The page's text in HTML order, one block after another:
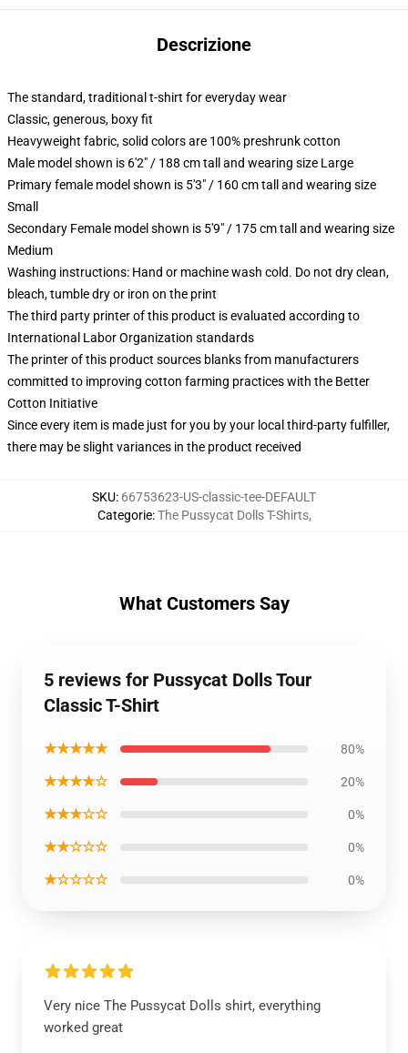
Descrizione
The standard, traditional t-shirt for everyday wear
Classic, generous, boxy fit
Heavyweight fabric, solid colors are 100% preshrunk cotton
Male model shown is 6'2" / 188 cm tall and wearing size Large
Primary female model shown is 5'3" / 160 cm tall and wearing size
Small
Secondary Female model shown is 5'9" / 175 cm tall and wearing size
Medium
Washing instructions: Hand or machine wash cold. Do not dry clean,
bleach, tumble dry or iron on the print
The third party printer of this product is evaluated according to
International Labor Organization standards
The printer of this product sources blanks from manufacturers
committed to improving cotton farming practices with the Better
Cotton Initiative
Since every item is made just for you by your local third-party fulfiller,
there may be slight variances in the product received
SKU: 66753623-US-classic-tee-DEFAULT
Categorie:The Pussycat Dolls T-Shirts,
What Customers Say
5 reviews for Pussycat Dolls Tour
Classic T-Shirt
★★★★★ 80%
★★★★☆ 20%
★★★☆☆ 0%
★★☆☆☆ 0%
★☆☆☆☆ 0%
Very nice The Pussycat Dolls shirt, everything
worked great